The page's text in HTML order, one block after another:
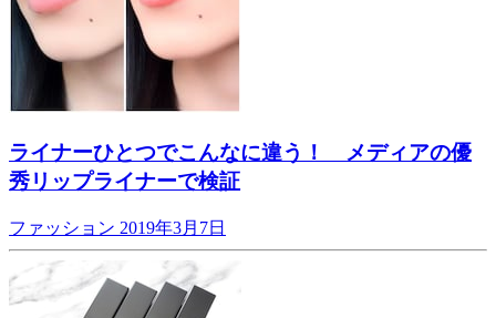
ライナーひとつでこんなに違う！ メディアの優
秀リップライナーで検証
ファッション 2019年3月7日